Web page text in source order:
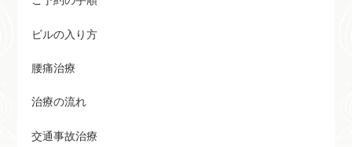
ビルの入り方
腰痛治療
治療の流れ
交通事故治療